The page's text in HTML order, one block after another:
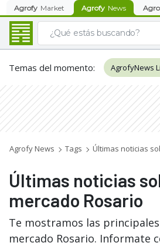
Agrofy Market Agrofy News
Temas del momento: AgrofyNews
Agrofy News Tags Últimas noticias
Últimas noticias
mercado Rosario
Te mostramos las
mercado Rosario. Informate